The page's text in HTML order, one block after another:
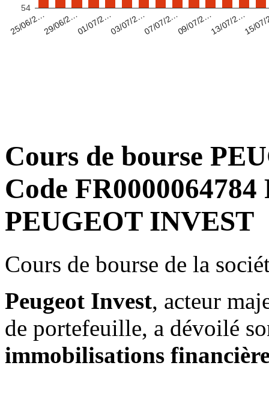
25/06/2…29/06/2…01/07/2…03/07/2…07/07/2…09/07/2…13/07/2…15/
54
Cours de bourse
Code FR0000064784
PEUGEOT INVEST
Cours de bourse de la
Peugeot Invest, acteur
de portefeuille, a dévoilé
immobilisations